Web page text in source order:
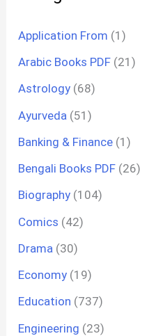
Application From (1)
Arabic Books PDF (21)
Astrology (68)
Ayurveda (51)
Banking & Finance (1)
Bengali Books PDF (26)
Biography (104)
Comics (42)
Drama (30)
Economy (19)
Education (737)
Engineering (23)